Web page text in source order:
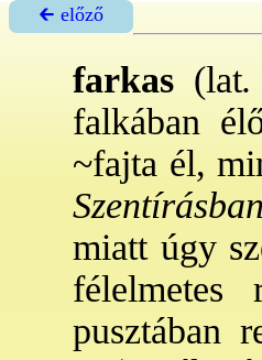
🡰 előző
farkas (lat.
falkában
~fajta él,
Szentírásban
miatt úgy
pusztában